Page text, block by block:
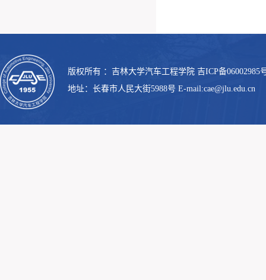
版权所有 ：吉林大学汽车工程学院 吉ICP备06002985
地址：长春市人民大街5988号 E-mail:cae@jlu.edu.cn